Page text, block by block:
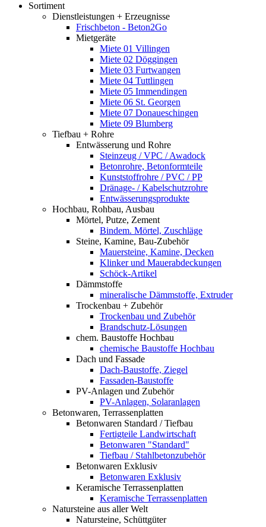
Sortiment
Dienstleistungen + Erzeugnisse
Frischbeton - Beton2Go
Mietgeräte
Miete 01 Villingen
Miete 02 Döggingen
Miete 03 Furtwangen
Miete 04 Tuttlingen
Miete 05 Immendingen
Miete 06 St. Georgen
Miete 07 Donaueschingen
Miete 09 Blumberg
Tiefbau + Rohre
Entwässerung und Rohre
Steinzeug / VPC / Awadock
Betonrohre, Betonformteile
Kunststoffrohre / PVC / PP
Dränage- / Kabelschutzrohre
Entwässerungsprodukte
Hochbau, Rohbau, Ausbau
Mörtel, Putze, Zement
Bindem. Mörtel, Zuschläge
Steine, Kamine, Bau-Zubehör
Mauersteine, Kamine, Decken
Klinker und Mauerabdeckungen
Schöck-Artikel
Dämmstoffe
mineralische Dämmstoffe, Extruder
Trockenbau + Zubehör
Trockenbau und Zubehör
Brandschutz-Lösungen
chem. Baustoffe Hochbau
chemische Baustoffe Hochbau
Dach und Fassade
Dach-Baustoffe, Ziegel
Fassaden-Baustoffe
PV-Anlagen und Zubehör
PV-Anlagen, Solaranlagen
Betonwaren, Terrassenplatten
Betonwaren Standard / Tiefbau
Fertigteile Landwirtschaft
Betonwaren "Standard"
Tiefbau / Stahlbetonzubehör
Betonwaren Exklusiv
Betonwaren Exklusiv
Keramische Terrassenplatten
Keramische Terrassenplatten
Natursteine aus aller Welt
Natursteine, Schüttgüter